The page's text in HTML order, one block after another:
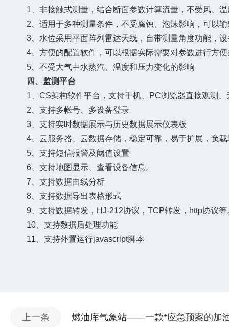
1、非接触式测量，结合断面参数计算流量，不受风、温
2、适用于多种测量条件，不受腐蚀、泡沫影响，可以输
3、水位采用平面阵列雷达天线，自带测量角度功能，设
4、方便的配置软件，可以根据实际需要对参数进行方便
5、不受大气中水蒸汽、温度和压力变化的影响
四、监测平台
1、CS架构软件平台，支持手机、PC浏览器直接观测、
2、支持多帐号、多设备登录
3、支持实时数据展示与历史数据展示仪表板
4、云服务器、云数据存储，稳定可靠，易于扩展，负载
5、支持短信报警及阈值设置
6、支持地图显示、查看设备信息。
7、支持数据曲线分析
8、支持数据导出表格形式
9、支持数据转发，HJ-212协议，TCP转发，http协议等
10、支持数据后处理功能
11、支持外置运行javascript脚本
上一条 燃油库气象站——一款*应急预案的加